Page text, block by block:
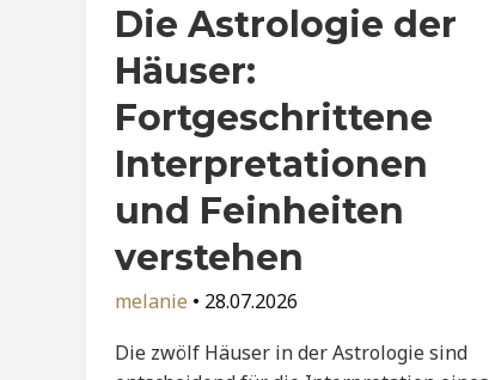
Die Astrologie der
Häuser:
Fortgeschrittene
Interpretationen
und Feinheiten
verstehen
melanie • 28.07.2026
Die zwölf Häuser in der Astrologie sind